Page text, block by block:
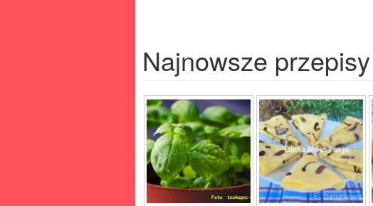
Najnowsze przepisy